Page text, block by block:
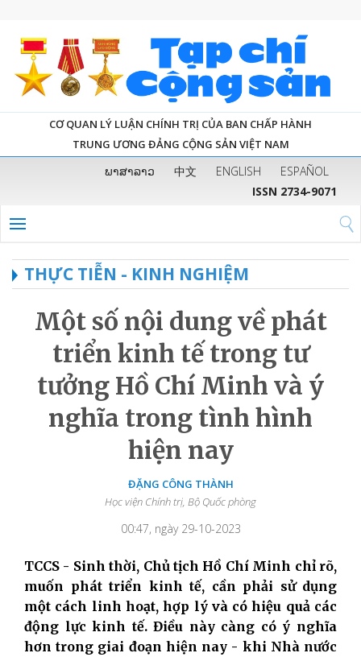
CƠ QUAN LÝ LUẬN CHÍNH TRỊ CỦA BAN CHẤP HÀNH
TRUNG ƯƠNG ĐẢNG CỘNG SẢN VIỆT NAM
ພາສາລາວ 中文 ENGLISH
ESPAÑOL
ISSN 2734-9071
THỰC TIỄN - KINH NGHIỆM
Một số nội dung về phát
triển kinh tế trong tư
tưởng Hồ Chí Minh và ý
nghĩa trong tình hình
hiện nay
ĐẶNG CÔNG THÀNH
Học viện Chính trị, Bộ Quốc phòng
00:47, ngày 29-10-2023
TCCS - Sinh thời, Chủ tịch Hồ Chí Minh chỉ rõ,
muốn phát triển kinh tế, cần phải sử dụng
một cách linh hoạt, hợp lý và có hiệu quả các
động lực kinh tế. Điều này càng có ý nghĩa
hơn trong giai đoạn hiện nay - khi Nhà nước